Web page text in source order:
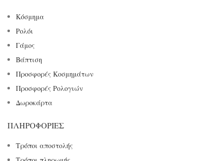
Κόσμημα
Ρολόι
Γάμος
Βάπτιση
Προσφορές Κοσμημάτων
Προσφορές Ρολογιών
Δωροκάρτα
ΠΛΗΡΟΦΟΡΊΕΣ
Τρόποι αποστολής